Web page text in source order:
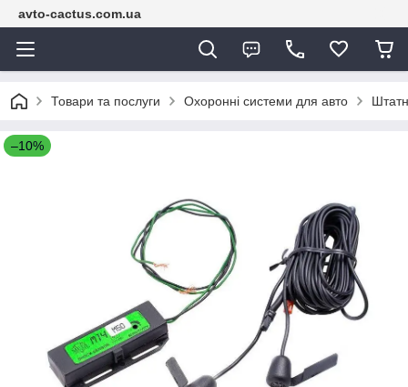
avto-cactus.com.ua
Товари та послуги Охоронні системи для авто
–10%